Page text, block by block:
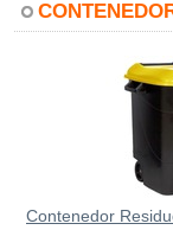
Contenedor